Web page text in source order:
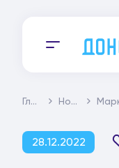
Главная Новости
28.12.2022